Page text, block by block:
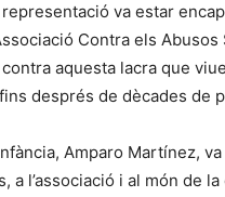
va estar
Contra els
aquesta lacra que
després de dècades de
Amparo Martínez,
a l’associació i al món de